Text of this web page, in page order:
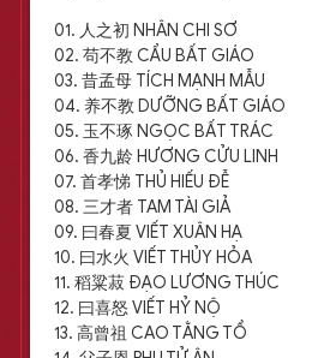
01. 人之初 NHÂN CHI SƠ
02. 苟不教 CẨU BẤT GIÁO
03. 昔孟母 TÍCH MẠNH MẪU
04. 养不教 DƯỠNG BẤT GIÁO
05. 玉不琢 NGỌC BẤT TRÁC
06. 香九龄 HƯƠNG CỬU LINH
07. 首孝悌 THỦ HIẾU ÐỄ
08. 三才者 TAM TÀI GIẢ
09. 曰春夏 VIẾT XUÂN HẠ
10. 曰水火 VIẾT THỦY HỎA
11. 稻粱菽 ÐẠO LƯƠNG THÚC
12. 曰喜怒 VIẾT HỶ NỘ
13. 高曾祖 CAO TẰNG TỔ